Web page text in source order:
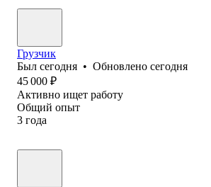
Грузчик
Был сегодня • Обновлено сегодня
45 000 ₽
Активно ищет работу
Общий опыт
3 года